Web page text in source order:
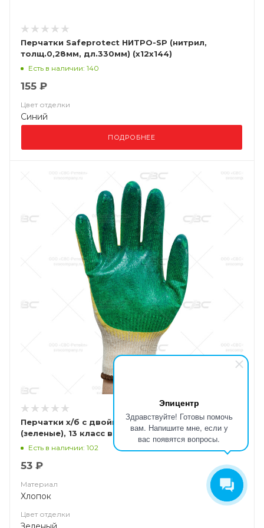
Эпицентр
Здравствуйте! Готовы помочь
вам. Напишите мне, если у
вас появятся вопросы.
Перчатки Safeprotect НИТРО-SP (нитрил,
толщ.0,28мм, дл.330мм) (х12х144)
Есть в наличии: 140
155 ₽
Цвет отделки
Синий
ПОДРОБНЕЕ
Перчатки х/б с двойным латексным обливом
(зеленые), 13 класс вязки. арт. ct25l2
Есть в наличии: 102
53 ₽
Материал
Хлопок
Цвет отделки